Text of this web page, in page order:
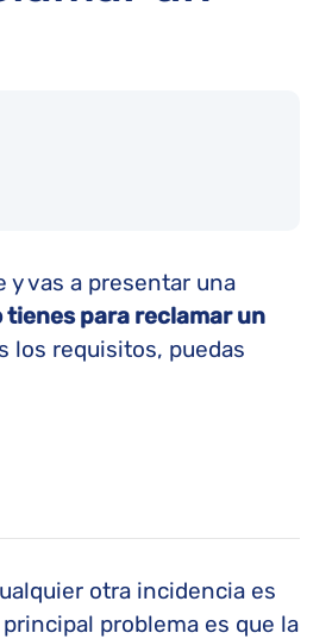
y vas a presentar una
para reclamar un
los requisitos, puedas
otra incidencia es
problema es que la